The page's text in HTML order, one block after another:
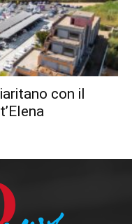
con il